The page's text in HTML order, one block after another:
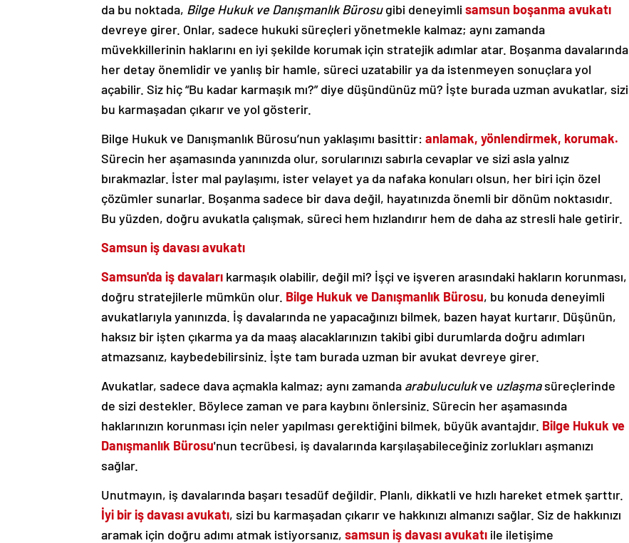
da bu noktada, Bilge Hukuk ve Danışmanlık Bürosugibi deneyimli samsun boşanma avukatı
devreye girer. Onlar, sadece hukuki süreçleri yönetmekle kalmaz; aynı zamanda
müvekkillerinin haklarını en iyi şekilde korumak için stratejik adımlar atar. Boşanma davalarında
her detay önemlidir ve yanlış bir hamle, süreci uzatabilir ya da istenmeyen sonuçlara yol
açabilir. Siz hiç “Bu kadar karmaşık mı?” diye düşündünüz mü? İşte burada uzman avukatlar, sizi
bu karmaşadan çıkarır ve yol gösterir.
Bilge Hukuk ve Danışmanlık Bürosu’nun yaklaşımı basittir: anlamak, yönlendirmek, korumak.
Sürecin her aşamasında yanınızda olur, sorularınızı sabırla cevaplar ve sizi asla yalnız
bırakmazlar. İster mal paylaşımı, ister velayet ya da nafaka konuları olsun, her biri için özel
çözümler sunarlar. Boşanma sadece bir dava değil, hayatınızda önemli bir dönüm noktasıdır.
Bu yüzden, doğru avukatla çalışmak, süreci hem hızlandırır hem de daha az stresli hale getirir.
Samsun iş davası avukatı
Samsun'da iş davaları karmaşık olabilir, değil mi? İşçi ve işveren arasındaki hakların korunması,
doğru stratejilerle mümkün olur. Bilge Hukuk ve Danışmanlık Bürosu, bu konuda deneyimli
avukatlarıyla yanınızda. İş davalarında ne yapacağınızı bilmek, bazen hayat kurtarır. Düşünün,
haksız bir işten çıkarma ya da maaş alacaklarınızın takibi gibi durumlarda doğru adımları
atmazsanız, kaybedebilirsiniz. İşte tam burada uzman bir avukat devreye girer.
Avukatlar, sadece dava açmakla kalmaz; aynı zamanda arabuluculukve uzlaşmasüreçlerinde
de sizi destekler. Böylece zaman ve para kaybını önlersiniz. Sürecin her aşamasında
haklarınızın korunması için neler yapılması gerektiğini bilmek, büyük avantajdır. Bilge Hukuk ve
Danışmanlık Bürosu'nun tecrübesi, iş davalarında karşılaşabileceğiniz zorlukları aşmanızı
sağlar.
Unutmayın, iş davalarında başarı tesadüf değildir. Planlı, dikkatli ve hızlı hareket etmek şarttır.
İyi bir iş davası avukatı, sizi bu karmaşadan çıkarır ve hakkınızı almanızı sağlar. Siz de hakkınızı
aramak için doğru adımı atmak istiyorsanız, samsun iş davası avukatı ile iletişime